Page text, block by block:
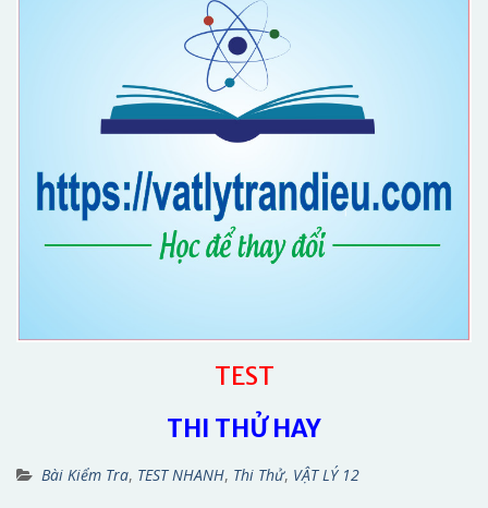
TEST
THI THỬ HAY
Bài Kiểm Tra, TEST NHANH, Thi Thử, VẬT LÝ 12